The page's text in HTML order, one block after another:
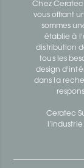
Chez Ceratec
vous offrant
sommes
établie à
distribution
tous les
design
dans la
Ceratec